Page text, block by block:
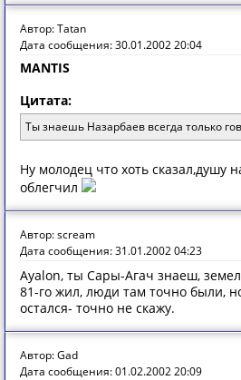
Автор: Tatan
Дата сообщения: 30.01.2002 20:04
MANTIS
Цитата:
Ты знаешь Назарбаев всегда только
Ну молодец что хоть сказал,душу
облегчил
Автор: scream
Дата сообщения: 31.01.2002 04:23
Ayalon, ты Сары-Агач знаеш,
81-го жил, люди там точно были,
остался- точно не скажу.
Автор: Gad
Дата сообщения: 01.02.2002 20:09